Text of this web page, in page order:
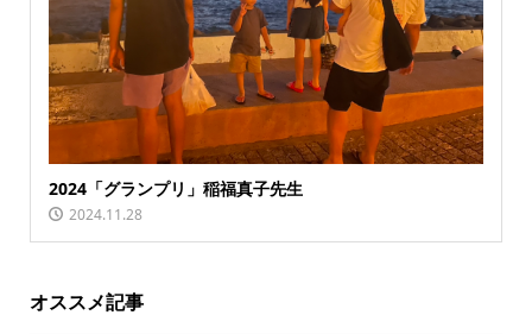
2024「グランプリ」稲福真子先生
2024.11.28
オススメ記事